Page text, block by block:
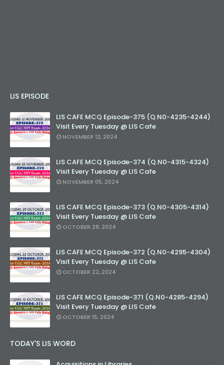
LIS EPISODE
LIS CAFE MCQ Episode-375 (Q.N0-4235-4244)
Visit Every Tuesday @ LIS Cafe
NOVEMBER 12, 2024
LIS CAFE MCQ Episode-374 (Q.N0-4315-4324)
Visit Every Tuesday @ LIS Cafe
NOVEMBER 05, 2024
LIS CAFE MCQ Episode-373 (Q.N0-4305-4314)
Visit Every Tuesday @ LIS Cafe
OCTOBER 29, 2024
LIS CAFE MCQ Episode-372 (Q.N0-4295-4304)
Visit Every Tuesday @ LIS Cafe
OCTOBER 22, 2024
LIS CAFE MCQ Episode-371 (Q.N0-4285-4294)
Visit Every Tuesday @ LIS Cafe
OCTOBER 15, 2024
TODAY'S LIS WORD